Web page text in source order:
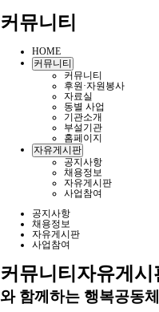
커뮤니티
HOME
커뮤니티
커뮤니티
후원·자원봉사
자료실
동별 사업
기관소개
부설기관
홈페이지
자유게시판
공지사항
채용정보
자유게시판
사업참여
공지사항
채용정보
자유게시판
사업참여
커뮤니티 자유게시
와 함께하는 행복공동